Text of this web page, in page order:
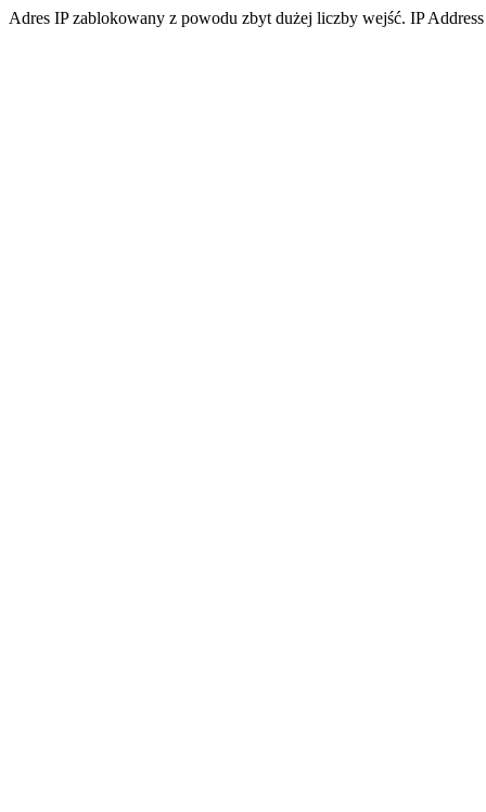
Adres IP zablokowany z powodu zbyt dużej liczby wejść. IP